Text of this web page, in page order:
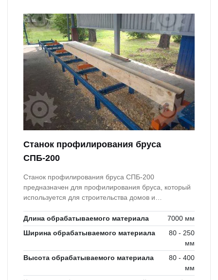
Станок профилирования бруса
СПБ-200
Станок профилирования бруса СПБ-200
предназначен для профилирования бруса, который
используется для строительства домов и
Длина обрабатываемого материала
7000 мм
Ширина обрабатываемого материала
80 - 250
мм
Высота обрабатываемого материала
80 - 400
мм